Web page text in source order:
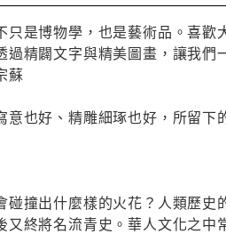
只是博物學，也是藝術品。喜
精闢文字與精美圖畫，讓我們
蘇
意也好、精雕細琢也好，所留
碰撞出什麼樣的火花？人類歷
終將名流青史。華人文化之